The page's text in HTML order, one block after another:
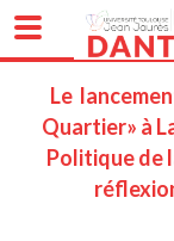
Le
Quartier» à
Politique de